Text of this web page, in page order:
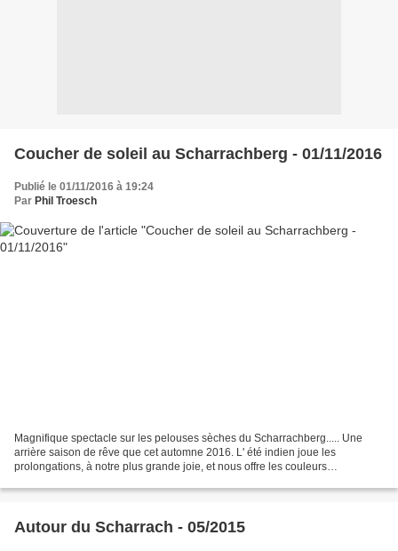
Coucher de soleil au Scharrachberg - 01/11/2016
Publié le 01/11/2016 à 19:24
Par Phil Troesch
Magnifique spectacle sur les pelouses sèches du Scharrachberg..... Une
arrière saison de rêve que cet automne 2016. L' été indien joue les
prolongations, à notre plus grande joie, et nous offre les couleurs
Autour du Scharrach - 05/2015